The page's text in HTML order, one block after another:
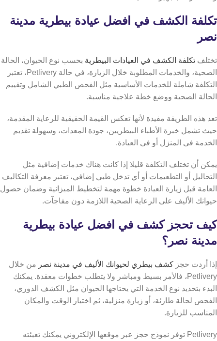
تكلفة الكشف في افضل عيادة بيطرية مدينة
نصر
تختلف تكلفة الكشف في العيادات البيطرية بحسب نوع الحيوان، الحالة
الصحية، والخدمات المطلوبة خلال الزيارة، في حالة Petlivery، تعتبر
التكلفة شاملة للخدمات الأساسية مثل الفحص الطبي الشامل وتقييم
الحالة الصحية ووضع خطة علاجية مناسبة.
تعد هذه الطريقة مفيدة لأنها تعكس القيمة الحقيقية للرعاية المقدمة،
حيث تشمل خبرة الأطباء البيطريين، جودة المعدات، وسهولة تقديم
الخدمة في المنزل أو في العيادة.
يمكن أن تختلف التكلفة قليلا إذا كانت هناك خدمات إضافية مثل
التحاليل أو التطعيمات أو أي تدخل طبي إضافي، تعتبر معرفة التكاليف
العامة قبل زيارة العيادة خطوة مهمة لتخطيط الميزانية وضمان حصول
حيوانك الأليف على الرعاية الصحية اللازمة دون مفاجآت.
كيف تحجز كشف في افضل عيادة بيطرية
مدينة نصر؟
إذا أردت حجز كشف بيطري لحيوانك الأليف في مدينة نصر من خلال
Petlivery، فالأمر بسيط ومباشر ولا يتطلب خطوات معقدة. يمكنك
البدء بتحديد نوع الخدمة التي يحتاجها الحيوان مثل الكشف الدوري،
الفحص لحالة طارئة، أو زيارة منزلية، ثم اختيار الوقت والمكان
المناسب للزيارة.
Petlivery توفر نموذج حجز عبر موقعها الإلكتروني يمكنك تعبئته